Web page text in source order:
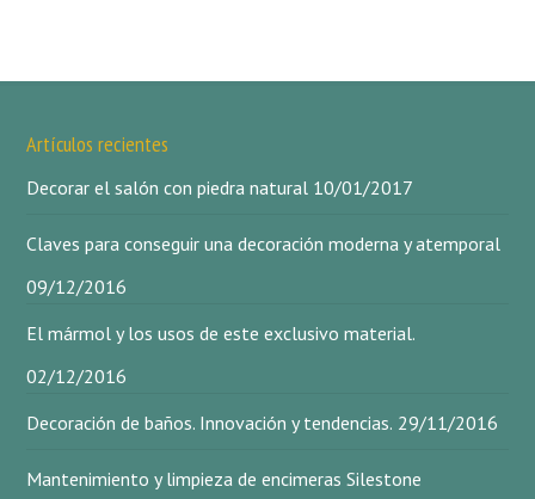
Artículos recientes
Decorar el salón con piedra natural 10/01/2017
Claves para conseguir una decoración moderna y atemporal
09/12/2016
El mármol y los usos de este exclusivo material.
02/12/2016
Decoración de baños. Innovación y tendencias. 29/11/2016
Mantenimiento y limpieza de encimeras Silestone